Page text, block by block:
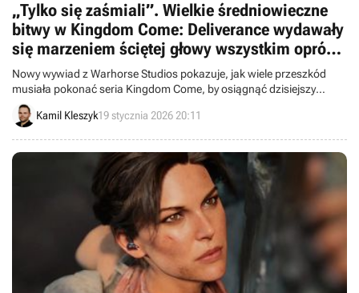
„Tylko się zaśmiali”. Wielkie średniowieczne
bitwy w Kingdom Come: Deliverance wydawały
się marzeniem ściętej głowy wszystkim oprócz
Warhorse Studios
Nowy wywiad z Warhorse Studios pokazuje, jak wiele przeszkód
musiała pokonać seria Kingdom Come, by osiągnąć dzisiejszy
sukces – i jak niewiele wiary w projekt mieli nawet twórcy silnika, na
którym powstawała gra.
Kamil Kleszyk19 stycznia 2026 20:11